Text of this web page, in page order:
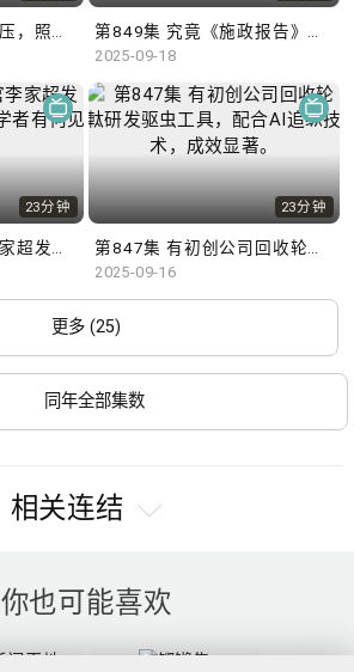
2025-09-18
23分钟
第848集 行政长官李家超发表新一份施政报告，学者有何见解？
23分钟
第847集 有初创公司回收轮軚研发驱虫工具，配合AI追纵技术，成效显著。
2025-09-16
更多 (25)
同年全部集数
相关连结
你也可能喜欢